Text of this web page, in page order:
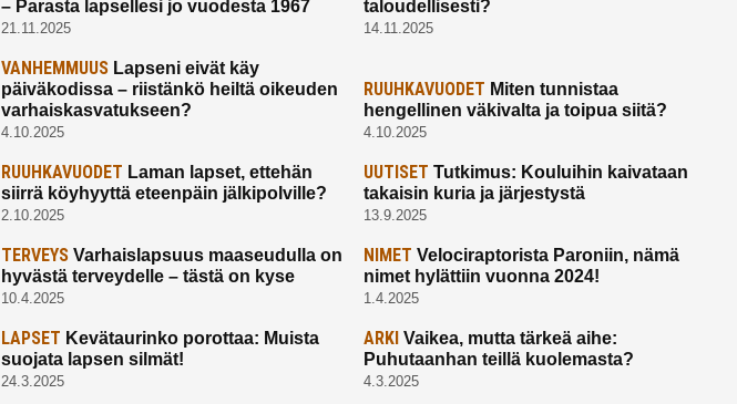
– Parasta lapsellesi jo vuodesta 1967
21.11.2025
taloudellisesti?
14.11.2025
VANHEMMUUSLapseni eivät käy
päiväkodissa – riistänkö heiltä oikeuden
varhaiskasvatukseen?
4.10.2025
RUUHKAVUODET Miten tunnistaa
hengellinen väkivalta ja toipua siitä?
4.10.2025
RUUHKAVUODET Laman lapset, ettehän
siirrä köyhyyttä eteenpäin jälkipolville?
2.10.2025
UUTISET Tutkimus: Kouluihin kaivataan
takaisin kuria ja järjestystä
13.9.2025
TERVEYSVarhaislapsuus maaseudulla on
hyvästä terveydelle – tästä on kyse
10.4.2025
NIMET Velociraptorista Paroniin, nämä
nimet hylättiin vuonna 2024!
1.4.2025
LAPSET Kevätaurinko porottaa: Muista
suojata lapsen silmät!
24.3.2025
ARKI Vaikea, mutta tärkeä aihe:
Puhutaanhan teillä kuolemasta?
4.3.2025